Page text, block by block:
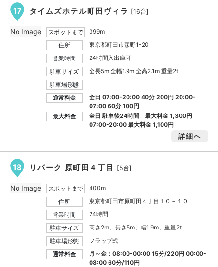
17 タイムズホテル町田ヴィラ [16台]
スポットまで
399m
住所
東京都町田市森野1-20
営業時間
24時間入出庫可
駐車サイズ
全長5m 全幅1.9m 全高2.1m 重量2t
駐車場形態
通常料金
全日 07:00-20:00 40分 200円 20:00-
07:00 60分 100円
最大料金
全日 駐車後24時間 最大料金1,300円
07:00-20:00 最大料金1,100円
詳細へ
No Image
18 リパーク 原町田４丁目 [5台]
スポットまで
400m
住所
東京都町田市原町田４丁目１０－１０
営業時間
24時間
駐車サイズ
高さ2m、長さ5m、幅1.9m、重量2t
駐車場形態
フラップ式
通常料金
月～金：08:00-00:00 15分/220円 00:00-
08:00 60分/110円
No Image